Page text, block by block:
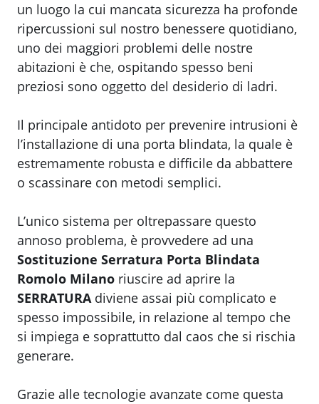
un luogo la cui mancata sicurezza ha profonde
ripercussioni sul nostro benessere quotidiano,
uno dei maggiori problemi delle nostre
abitazioni è che, ospitando spesso beni
preziosi sono oggetto del desiderio di ladri.
Il principale antidoto per prevenire intrusioni è
l’installazione di una porta blindata, la quale è
estremamente robusta e difficile da abbattere
o scassinare con metodi semplici.
L’unico sistema per oltrepassare questo
annoso problema, è provvedere ad una
Sostituzione Serratura Porta Blindata
Romolo Milano riuscire ad aprire la
SERRATURAdiviene assai più complicato e
spesso impossibile, in relazione al tempo che
si impiega e soprattutto dal caos che si rischia
generare.
Grazie alle tecnologie avanzate come questa